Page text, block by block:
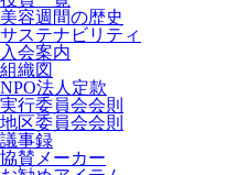
美容週間の歴史
サステナビリティ
入会案内
組織図
NPO法人定款
実行委員会会則
地区委員会会則
議事録
協賛メーカー